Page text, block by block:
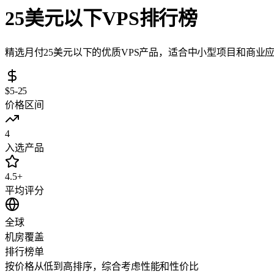
25美元以下VPS排行榜
精选月付25美元以下的优质VPS产品，适合中小型项目和商业
$5-25
价格区间
4
入选产品
4.5+
平均评分
全球
机房覆盖
排行榜单
按价格从低到高排序，综合考虑性能和性价比